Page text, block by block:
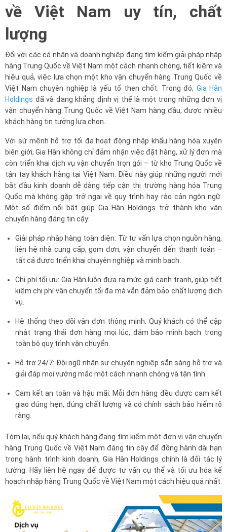
về Việt Nam uy tín, chất
lượng
Đối với các cá nhân và doanh nghiệp đang tìm kiếm giải pháp nhập
hàng Trung Quốc về Việt Nam một cách nhanh chóng, tiết kiệm và
hiệu quả, việc lựa chọn một kho vận chuyển hàng Trung Quốc về
Việt Nam chuyên nghiệp là yếu tố then chốt. Trong đó, Gia Hân
Holdings đã và đang khẳng định vị thế là một trong những đơn vị
vận chuyển hàng Trung Quốc về Việt Nam hàng đầu, được nhiều
khách hàng tin tưởng lựa chọn.
Với sứ mệnh hỗ trợ tối đa hoạt động nhập khẩu hàng hóa xuyên
biên giới, Gia Hân không chỉ đảm nhận việc đặt hàng, xử lý đơn mà
còn triển khai dịch vụ vận chuyển trọn gói – từ kho Trung Quốc về
tận tay khách hàng tại Việt Nam. Điều này giúp những người mới
bắt đầu kinh doanh dễ dàng tiếp cận thị trường hàng hóa Trung
Quốc mà không gặp trở ngại về quy trình hay rào cản ngôn ngữ.
Một số điểm nổi bật giúp Gia Hân Holdings trở thành kho vận
chuyển hàng đáng tin cậy:
Giải pháp nhập hàng toàn diện: Từ tư vấn lựa chọn nguồn hàng,
liên hệ nhà cung cấp, gom đơn, vận chuyển đến thanh toán –
tất cả được triển khai chuyên nghiệp và minh bạch.
Chi phí tối ưu: Gia Hân luôn đưa ra mức giá cạnh tranh, giúp tiết
kiệm chi phí vận chuyển tối đa mà vẫn đảm bảo chất lượng dịch
vụ.
Hệ thống theo dõi vận đơn thông minh: Quý khách có thể cập
nhật trạng thái đơn hàng mọi lúc, đảm bảo minh bạch trong
toàn bộ quy trình vận chuyển.
Hỗ trợ 24/7: Đội ngũ nhân sự chuyên nghiệp sẵn sàng hỗ trợ và
giải đáp mọi vướng mắc một cách nhanh chóng và tận tình.
Cam kết an toàn và hậu mãi: Mỗi đơn hàng đều được cam kết
giao đúng hẹn, đúng chất lượng và có chính sách bảo hiểm rõ
ràng.
Tóm lại, nếu quý khách hàng đang tìm kiếm một đơn vị vận chuyển
hàng Trung Quốc về Việt Nam đáng tin cậy để đồng hành dài hạn
trong hành trình kinh doanh, Gia Hân Holdings chính là đối tác lý
tưởng. Hãy liên hệ ngay để được tư vấn cụ thể và tối ưu hóa kế
hoạch nhập hàng Trung Quốc về Việt Nam một cách hiệu quả nhất.